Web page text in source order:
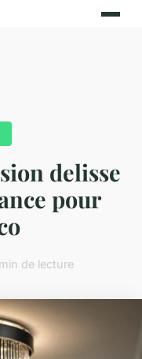
delisse
pour
de lecture